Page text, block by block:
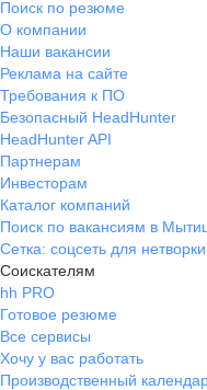
Благодарен за
работу в сильной
Поиск по резюме
О компании
Наши вакансии
Реклама на сайте
Требования к ПО
Безопасный HeadHunter
HeadHunter API
Партнерам
Инвесторам
Каталог компаний
Поиск по вакансиям в
Сетка: соцсеть для
Соискателям
hh PRO
Готовое резюме
Все сервисы
Хочу у вас работать
Производственный